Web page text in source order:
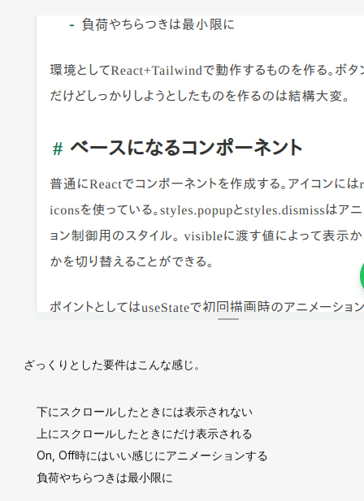
ざっくりとした要件はこんな感じ。
下にスクロールしたときには表示されない
上にスクロールしたときにだけ表示される
On, Off時にはいい感じにアニメーションする
負荷やちらつきは最小限に